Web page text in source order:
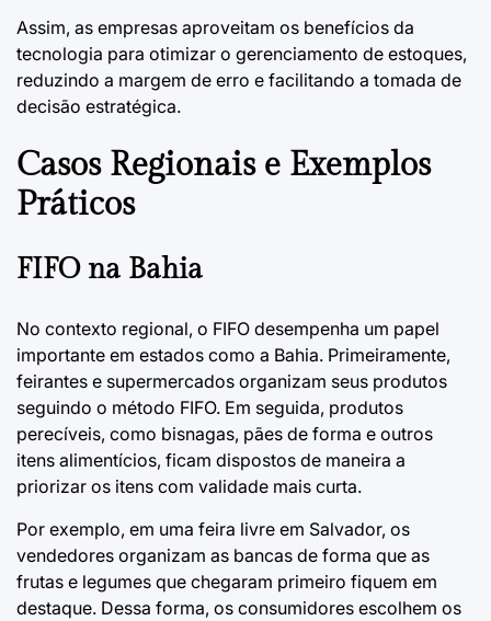
Assim, as empresas aproveitam os benefícios da
tecnologia para otimizar o gerenciamento de estoques,
reduzindo a margem de erro e facilitando a tomada de
decisão estratégica.
Casos Regionais e Exemplos
Práticos
FIFO na Bahia
No contexto regional, o FIFO desempenha um papel
importante em estados como a Bahia. Primeiramente,
feirantes e supermercados organizam seus produtos
seguindo o método FIFO. Em seguida, produtos
perecíveis, como bisnagas, pães de forma e outros
itens alimentícios, ficam dispostos de maneira a
priorizar os itens com validade mais curta.
Por exemplo, em uma feira livre em Salvador, os
vendedores organizam as bancas de forma que as
frutas e legumes que chegaram primeiro fiquem em
destaque. Dessa forma, os consumidores escolhem os